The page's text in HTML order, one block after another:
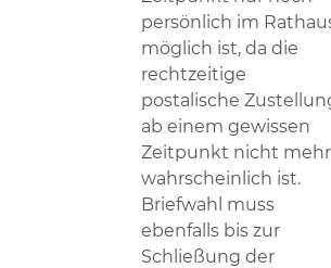
persönlich im
möglich ist, da die
rechtzeitige
postalische
ab einem gewissen
Zeitpunkt nicht mehr
wahrscheinlich ist.
Briefwahl muss
ebenfalls bis zur
Schließung der